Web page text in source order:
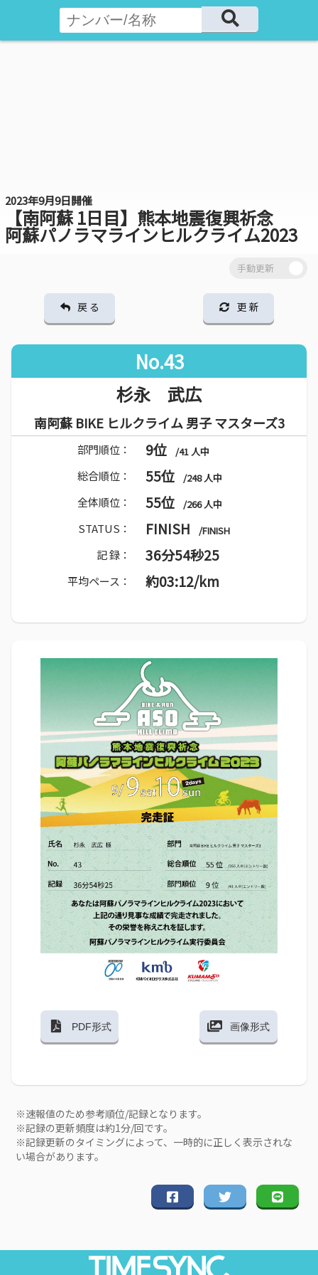
2023年9月9日開催
【南阿蘇 1日目】熊本地震復興祈念
阿蘇パノラマラインヒルクライム2023
戻 る 更 新
No.43
杉永 武広
南阿蘇 BIKE ヒルクライム 男子 マスターズ3
部門順位： 9位 /41 人中
総合順位： 55位 /248 人中
全体順位： 55位 /266 人中
STATUS： FINISH /FINISH
記 録： 36分54秒25
平均ペース： 約03:12/km
PDF形式 画像形式
※速報値のため参考順位/記録となります。
※記録の更新頻度は約1分/回です。
※記録更新のタイミングによって、一時的に正しく表示されな
い場合があります。